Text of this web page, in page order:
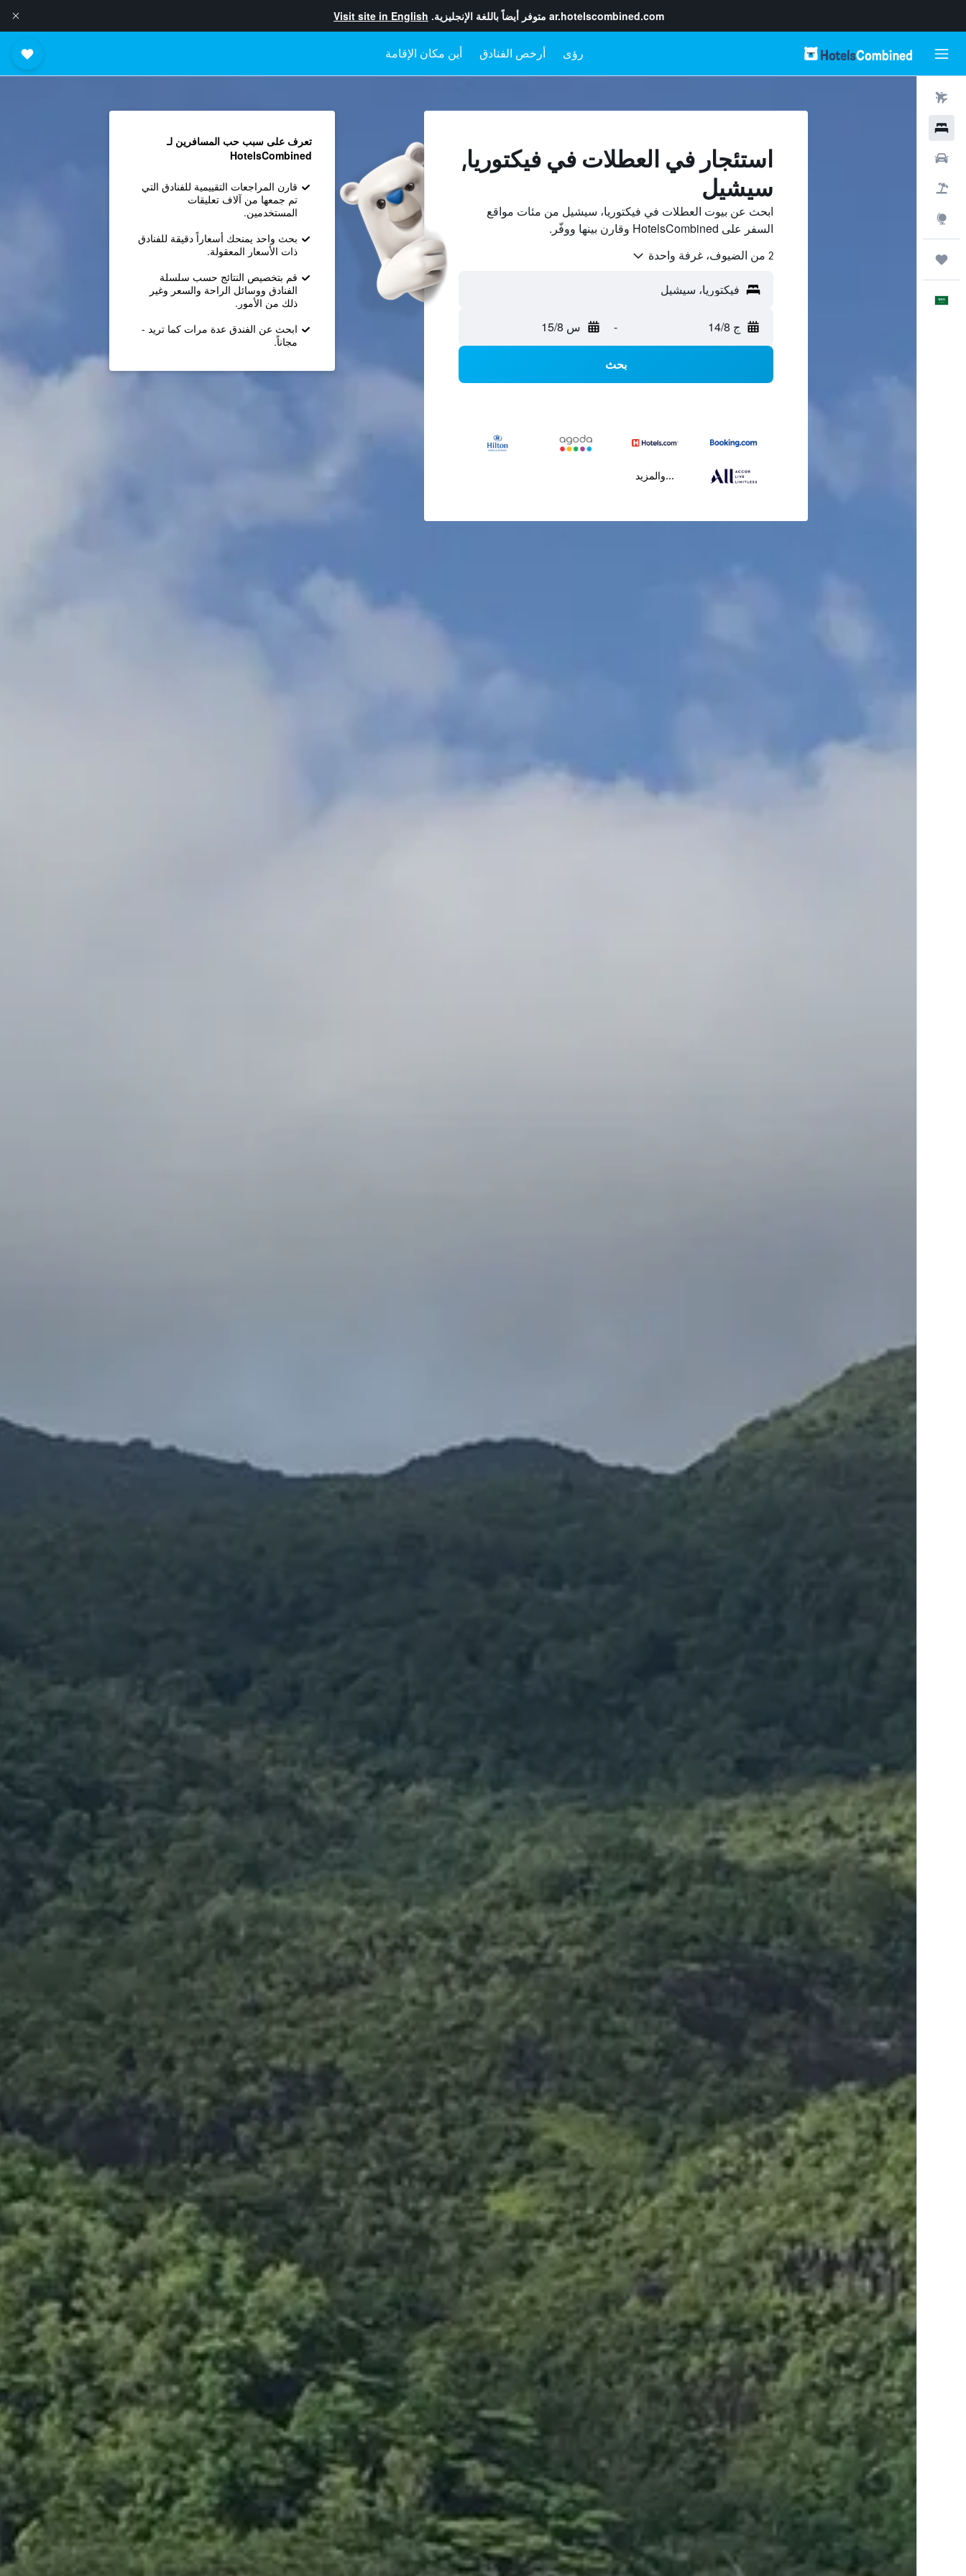
ar.hotelscombined.com متوفر أيضاً باللغة الإنجليزية. Visit site in English
رؤى أرخص الفنادق أين مكان الإقامة
استئجار في العطلات في فيكتوريا,
سيشيل
ابحث عن بيوت العطلات في فيكتوريا، سيشيل من مئات مواقع
السفر على HotelsCombined وقارن بينها ووفّر.
2 من الضيوف، غرفة واحدة
ج 14/8 - س 15/8
بحث
...والمزيد
تعرف على سبب حب المسافرين لـ
HotelsCombined
قارن المراجعات التقييمية للفنادق التي
تم جمعها من آلاف تعليقات
المستخدمين.
بحث واحد يمنحك أسعاراً دقيقة للفنادق
ذات الأسعار المعقولة.
قم بتخصيص النتائج حسب سلسلة
الفنادق ووسائل الراحة والسعر وغير
ذلك من الأمور.
ابحث عن الفندق عدة مرات كما تريد -
مجاناً.